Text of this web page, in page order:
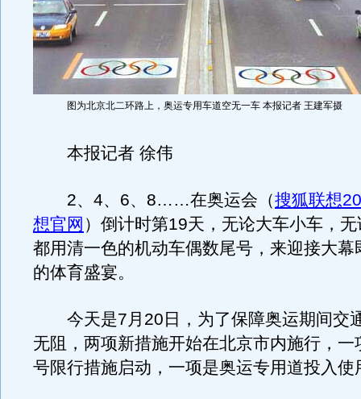
图为北京北二环路上，奥运专用车道空无一车 本报记者 王建军摄
本报记者 徐伟
2、4、6、8……在奥运会（搜狐联想
想官网 ）倒计时第19天，无论大车小车，
都用清一色的机动车偶数尾号，来迎接大幕
的体育盛宴。
今天是7月20日，为了保障奥运期间交
无阻，两项新措施开始在北京市内施行，一
号限行措施启动，一项是奥运专用道投入使